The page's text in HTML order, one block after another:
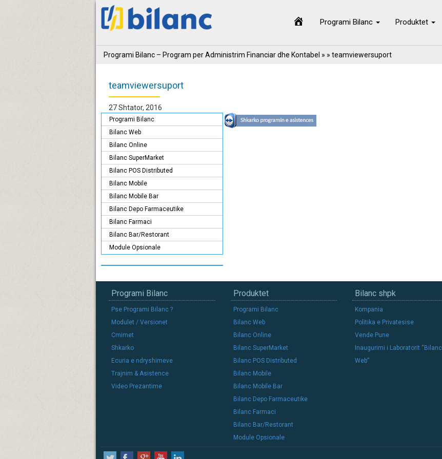
Programi Bilanc Produktet
Programi Bilanc – Program per Administrim Financiar dhe Kontabel » » teamviewersuport
teamviewersuport
27 Shtator, 2016
Programi Bilanc
Bilanc Web
Bilanc Online
Bilanc SuperMarket
Bilanc POS Distributed
Bilanc Mobile
Bilanc Mobile Bar
Bilanc Depo Farmaceutike
Bilanc Farmaci
Bilanc Bar/Restorant
Module Opsionale
Programi Bilanc
Pse Programi Bilanc ?
Modulet / Versionet
Cmimet
Shkarko
Ecuria e ndryshimeve
Trajnim & Asistence
Video Prezantime
Produktet
Programi Bilanc
Bilanc Web
Bilanc Online
Bilanc SuperMarket
Bilanc POS Distributed
Bilanc Mobile
Bilanc Mobile Bar
Bilanc Depo Farmaceutike
Bilanc Farmaci
Bilanc Bar/Restorant
Module Opsionale
Bilanc shpk
Kompania
Politika e Privatesise
Vende Pune
Inaugurimi i Laboratorit “Bilanc
Web”